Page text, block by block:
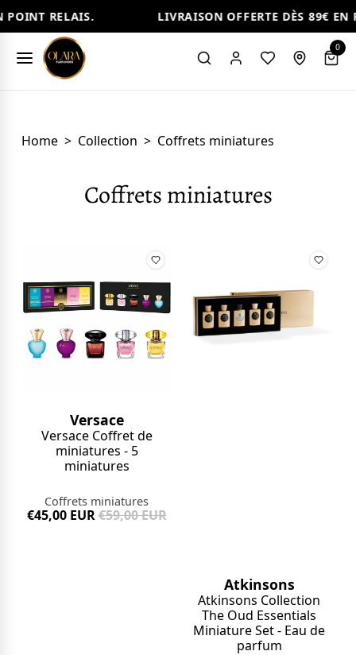
RELAIS. LIVRAISON OFFERTE DÈS 89€ EN
0
Home > Collection > Coffrets miniatures
Coffrets miniatures
Versace
Versace Coffret de
miniatures - 5
miniatures
Coffrets miniatures
€45,00 EUR€59,00 EUR
Atkinsons
Atkinsons Collection
The Oud Essentials
Miniature Set - Eau de
parfum